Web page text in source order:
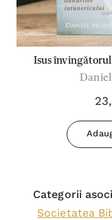
Isus
Categorii
Societatea